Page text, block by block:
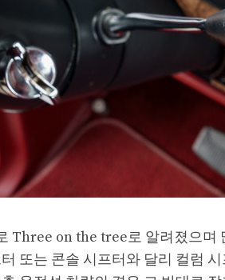
Three on the tree로 알려졌으며
또는 콘솔 시프터와 달리 컬럼